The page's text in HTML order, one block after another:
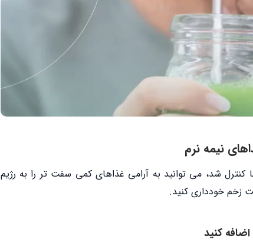
کنترل شد، می توانید به آرامی غذاهای کمی سفت تر را به رژیم
زخم خودداری کنید.
کنید